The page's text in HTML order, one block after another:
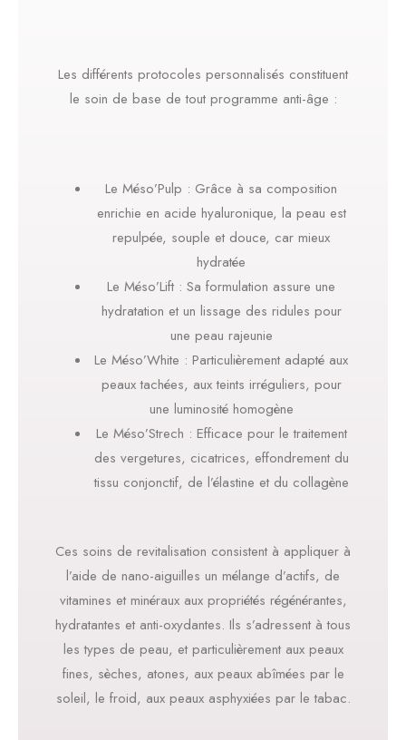
Les différents protocoles personnalisés constituent
le soin de base de tout programme anti-âge :
Le Méso’Pulp : Grâce à sa composition
enrichie en acide hyaluronique, la peau est
repulpée, souple et douce, car mieux
hydratée
Le Méso’Lift : Sa formulation assure une
hydratation et un lissage des ridules pour
une peau rajeunie
Le Méso’White : Particulièrement adapté aux
peaux tachées, aux teints irréguliers, pour
une luminosité homogène
Le Méso’Strech : Efficace pour le traitement
des vergetures, cicatrices, effondrement du
tissu conjonctif, de l’élastine et du collagène
Ces soins de revitalisation consistent à appliquer à
l’aide de nano-aiguilles un mélange d’actifs, de
vitamines et minéraux aux propriétés régénérantes,
hydratantes et anti-oxydantes. Ils s’adressent à tous
les types de peau, et particulièrement aux peaux
fines, sèches, atones, aux peaux abîmées par le
soleil, le froid, aux peaux asphyxiées par le tabac.